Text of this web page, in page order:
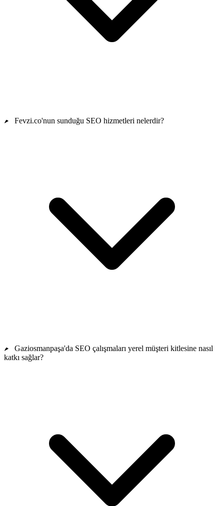
Fevzi.co'nun sunduğu SEO hizmetleri nelerdir?
Gaziosmanpaşa'da SEO çalışmaları yerel müşteri kitlesine nasıl
katkı sağlar?